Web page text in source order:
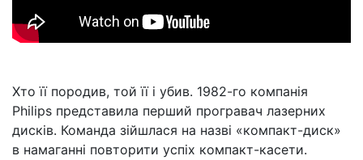
Хто її породив, той її і убив. 1982-го компанія
Philips представила перший програвач лазерних
дисків. Команда зійшлася на назві «компакт-диск»
в намаганні повторити успіх компакт-касети.